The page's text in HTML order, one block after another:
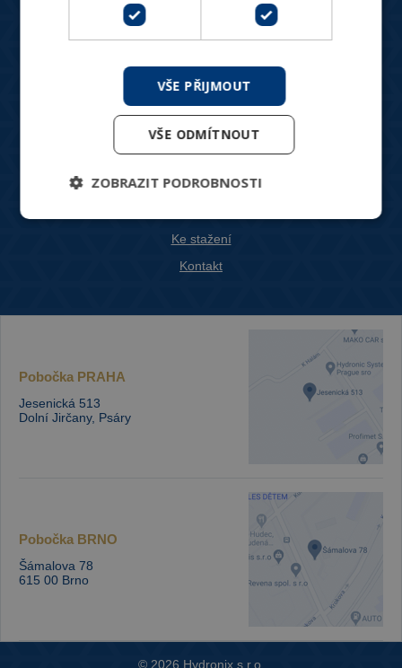
Produkty do náročných podmínek
Pro zákazníky
Blog
Ke stažení
Kontakt
Pobočka PRAHA
Jesenická 513
Dolní Jirčany, Psáry
Pobočka BRNO
Šámalova 78
615 00 Brno
© 2026 Hydronix s.r.o.
VŠE PŘIJMOUT
VŠE ODMÍTNOUT
ZOBRAZIT PODROBNOSTI